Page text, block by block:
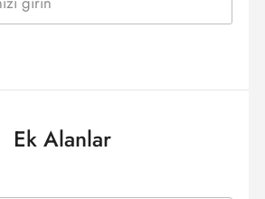
Ek Alanlar